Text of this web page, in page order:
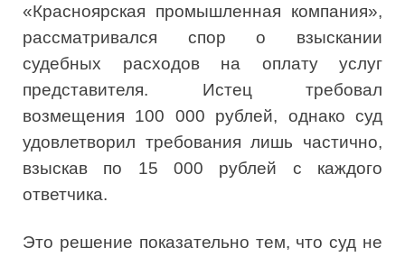
«Красноярская промышленная компания»,
рассматривался спор о взыскании
судебных расходов на оплату услуг
представителя. Истец требовал
возмещения 100 000 рублей, однако суд
удовлетворил требования лишь частично,
взыскав по 15 000 рублей с каждого
ответчика.
Это решение показательно тем, что суд не